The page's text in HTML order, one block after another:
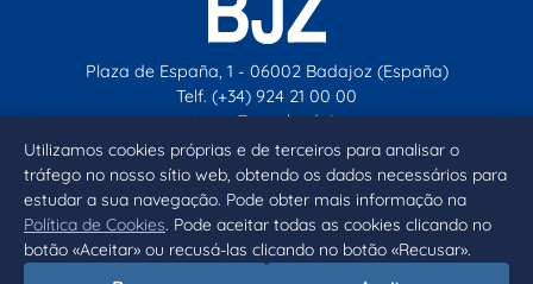
Utilizamos cookies próprias e de terceiros para analisar o
tráfego no nosso sítio web, obtendo os dados necessários para
estudar a sua navegação. Pode obter mais informação na
Política de Cookies. Pode aceitar todas as cookies clicando no
botão «Aceitar» ou recusá-las clicando no botão «Recusar».
Plaza de España, 1 - 06002 Badajoz (España)
Telf. (+34) 924 21 00 00
contacto@aytobadajoz.es
Facebook
X Instagram
YouTube
Inicio Aviso legal Privacidad Política de Cookies